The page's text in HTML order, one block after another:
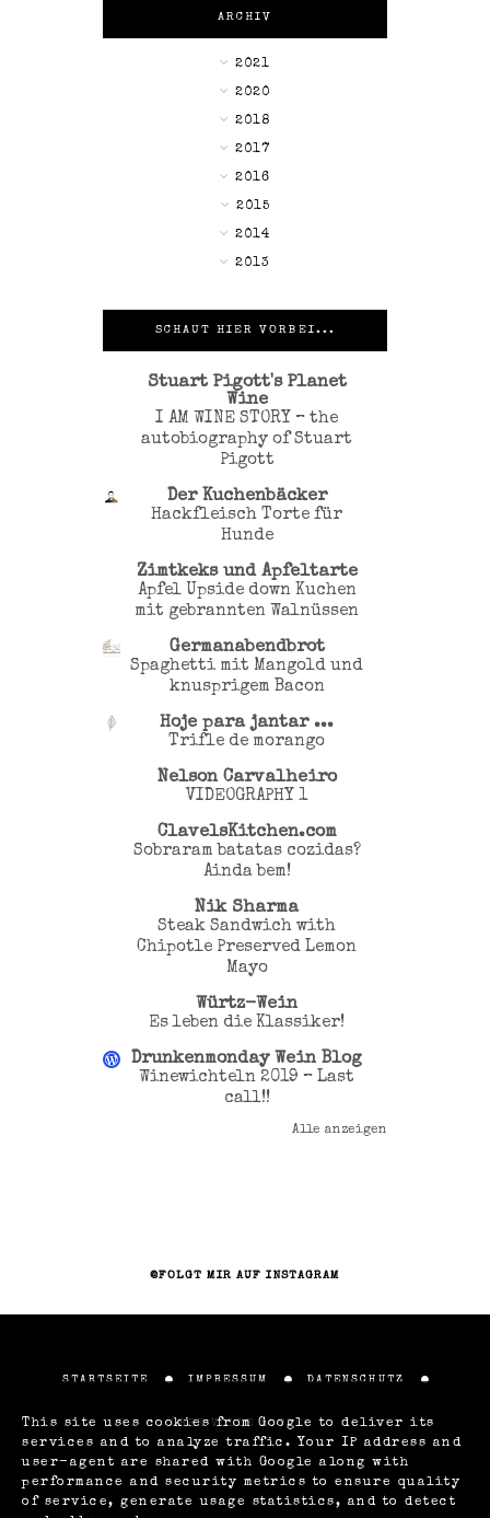
ARCHIV
►2021
►2020
►2018
►2017
►2016
▼2015
►2014
►2013
SCHAUT HIER VORBEI...
Stuart Pigott's Planet
Wine
I AM WINE STORY – the
autobiography of Stuart
Pigott
Der Kuchenbäcker
Hackfleisch Torte für
Hunde
Zimtkeks und Apfeltarte
Apfel Upside down Kuchen
mit gebrannten Walnüssen
Germanabendbrot
Spaghetti mit Mangold und
knusprigem Bacon
Hoje para jantar ...
Trifle de morango
Nelson Carvalheiro
VIDEOGRAPHY 1
ClavelsKitchen.com
Sobraram batatas cozidas?
Ainda bem!
Nik Sharma
Steak Sandwich with
Chipotle Preserved Lemon
Mayo
Würtz-Wein
Es leben die Klassiker!
Drunkenmonday Wein Blog
Winewichteln 2019 – Last
call!!
Alle anzeigen
@FOLGT MIR AUF INSTAGRAM
STARTSEITE IMPRESSUM DATENSCHUTZ
ÜBER VOLLE LOTTE
This site uses cookies from Google to deliver its
services and to analyze traffic. Your IP address and
user-agent are shared with Google along with
performance and security metrics to ensure quality
of service, generate usage statistics, and to detect